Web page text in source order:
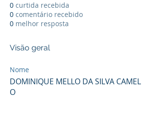
0 curtida recebida
0 comentário recebido
0 melhor resposta
Visão geral
Nome
DOMINIQUE MELLO DA SILVA CAMEL
O